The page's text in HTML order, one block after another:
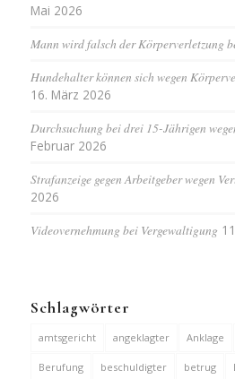
Mai 2026
Mann wird falsch der Körperverletzung
Hundehalter können sich wegen
16. März 2026
Durchsuchung bei drei 15-Jährigen
Februar 2026
Strafanzeige gegen Arbeitgeber wegen
2026
Videovernehmung bei Vergewaltigung
Schlagwörter
amtsgericht angeklagter Anklage
Berufung beschuldigter betrug